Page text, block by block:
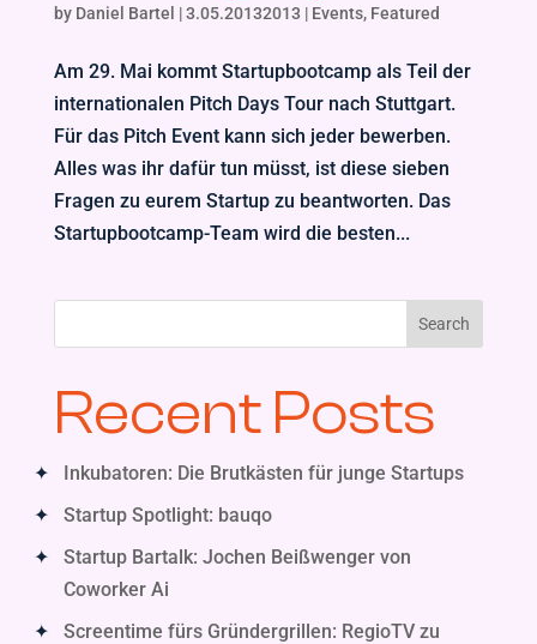
by Daniel Bartel |3.05.20132013 | Events, Featured
Am 29. Mai kommt Startupbootcamp als Teil der
internationalen Pitch Days Tour nach Stuttgart.
Für das Pitch Event kann sich jeder bewerben.
Alles was ihr dafür tun müsst, ist diese sieben
Fragen zu eurem Startup zu beantworten. Das
Startupbootcamp-Team wird die besten...
Search
Recent Posts
Inkubatoren: Die Brutkästen für junge Startups
Startup Spotlight: bauqo
Startup Bartalk: Jochen Beißwenger von
Coworker Ai
Screentime fürs Gründergrillen: RegioTV zu